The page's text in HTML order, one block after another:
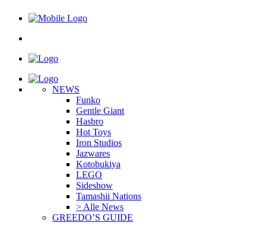
NEWS
Funko
Gentle Giant
Hasbro
Hot Toys
Iron Studios
Jazwares
Kotobukiya
LEGO
Sideshow
Tamashii Nations
> Alle News
GREEDO’S GUIDE